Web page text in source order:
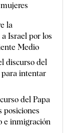
la
Israel por los
Medio
discurso del
para intentar
del Papa
posiciones
e inmigración